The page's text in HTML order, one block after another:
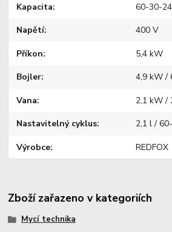
Kapacita 60-30-
Napětí 400 V
Příkon 5,4 kW
Bojler 4,9 kW /
Vana 2,1 kW /
Nastavitelný cyklus 2,1 l /
Výrobce REDFOX
Zboží zařazeno v kategoriích
Mycí technika